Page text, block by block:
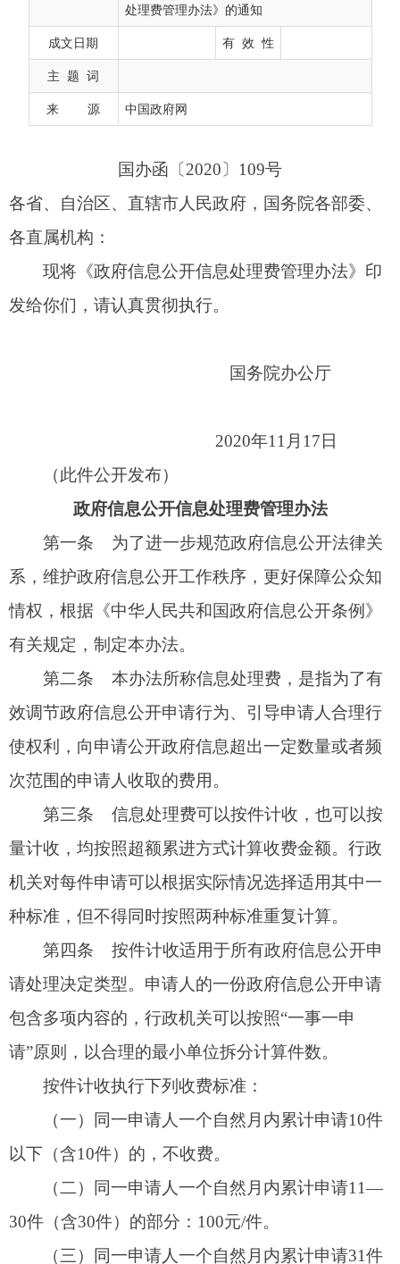
处理费管理办法》的通知
成文日期
有 效 性
主 题 词
来 源
中国政府网
国办函〔2020〕109号
各省、自治区、直辖市人民政府，国务院各部委、
各直属机构：
现将《政府信息公开信息处理费管理办法》印
2020年11月17日
（此件公开发布）
政府信息公开信息处理费管理办法
情权，根据《中华人民共和国政府信息公开条例》
本办法所称信息处理费，是指为了有
效调节政府信息公开申请行为、引导申请人合理行
使权利，向申请公开政府信息超出一定数量或者频
第三条
信息处理费可以按件计收，也可以按
量计收，均按照超额累进方式计算收费金额。行政
机关对每件申请可以根据实际情况选择适用其中一
种标准，但不得同时按照两种标准重复计算。
第四条
按件计收适用于所有政府信息公开申
包含多项内容的，行政机关可以按照“一事一申
请”原则，以合理的最小单位拆分计算件数。
按件计收执行下列收费标准：
（一）同一申请人一个自然月内累计申请10件
以下（含10件）的，不收费。
30件（含30件）的部分：100元/件。
（三）同一申请人一个自然月内累计申请31件
以上的部分：以10件为一档，每增加一档，收费标
准提高100元/件。
第五条 按量计收适用于申请人要求以提供纸
府信息的情形。相关政府信息已经主动对外公开，
行政机关依据《中华人民共和国政府信息公开条
例》第三十六条第（一）项、第（二）项的规定告
知申请人获取方式、途径等的，不适用按量计收。
按量计收以单件政府信息公开申请为单位分别计算
申请人提交的多件政府信息公开申请不累加计算页